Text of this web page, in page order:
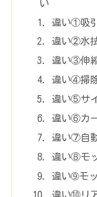
い
違い①吸
違い②水
違い③伸
違い④掃
違い⑤サ
違い⑥カ
違い⑦自
違い⑧モ
違い➈モ
違い⑩リ